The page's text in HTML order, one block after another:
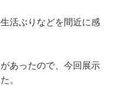
活ぶりなどを間近に感
あったので、今回展示
。